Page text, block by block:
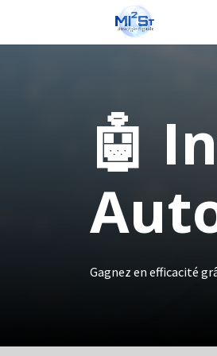
🤖
Gagnez en efficacité